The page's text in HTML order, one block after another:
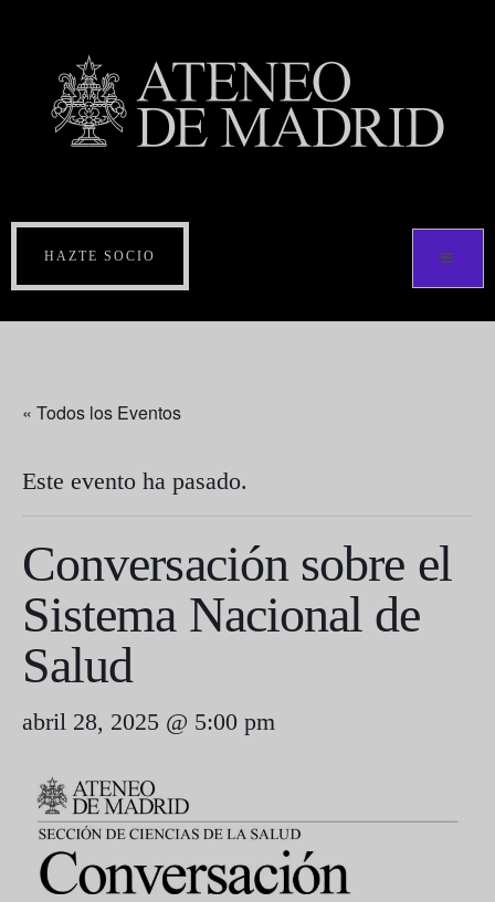
HAZTE SOCIO
« Todos los Eventos
Este evento ha pasado.
Conversación sobre el
Sistema Nacional de
Salud
abril 28, 2025 @ 5:00 pm